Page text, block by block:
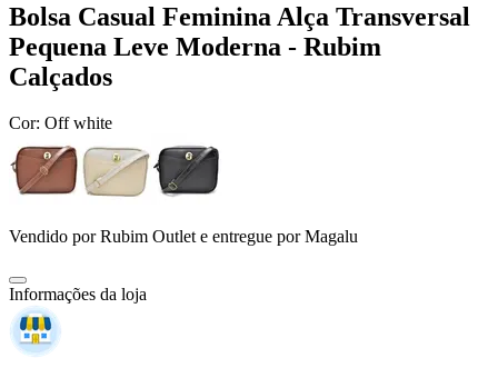
Bolsa Casual Feminina Alça Transversal
Pequena Leve Moderna - Rubim
Calçados
Cor: Off white
Vendido porRubim Outlete entregue por Magalu
Informações da loja